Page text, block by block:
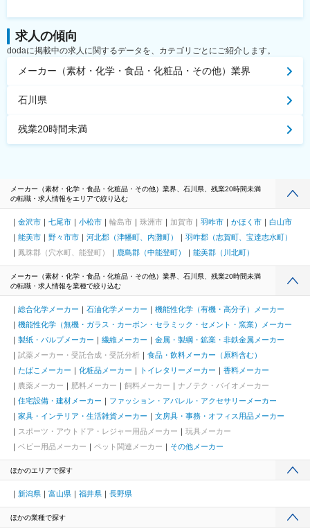
求人の傾向
dodaに掲載中の求人に関するデータを、カテゴリごとにご紹介します。
メーカー（素材・化学・食品・化粧品・その他）業界
石川県
残業20時間未満
メーカー（素材・化学・食品・化粧品・その他）業界、石川県、残業20時間未満
の転職・求人情報をエリアで絞り込む
金沢市 七尾市 小松市 輪島市 珠洲市 加賀市 羽咋市 かほく市
白山市
能美市
野々市市 河北郡（津幡町、内灘町）
羽咋郡（志賀町、宝達志水町）
鳳珠郡（穴水町、能登町）
鹿島郡（中能登町） 能美郡（川北町）
メーカー（素材・化学・食品・化粧品・その他）業界、石川県、残業20時間未満
の転職・求人情報を業種で絞り込む
総合化学メーカー 石油化学メーカー
機能性化学（有機・高分子）メーカー
機能性化学（無機・ガラス・カーボン・セラミック・セメント・窯業）メーカー
製紙・パルプメーカー
繊維メーカー
金属・製綱・鉱業・非鉄金属メーカー
試薬メーカー・受託合成・受託分析
食品・飲料メーカー（原料含む）
たばこメーカー
化粧品メーカー トイレタリーメーカー
香料メーカー
農薬メーカー
肥料メーカー 飼料メーカー
ナノテク・バイオメーカー
住宅設備・建材メーカー
ファッション・アパレル・アクセサリーメーカー
家具・インテリア・生活雑貨メーカー
文房具・事務・オフィス用品メーカー
スポーツ・アウトドア・レジャー用品メーカー
玩具メーカー
ベビー用品メーカー
ペット関連メーカー その他メーカー
ほかのエリアで探す
新潟県 富山県 福井県 長野県
ほかの業種で探す